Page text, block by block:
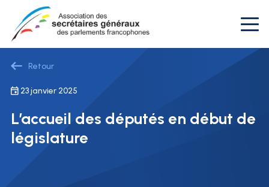
Retour
23 janvier 2025
L’accueil des députés en début de
législature